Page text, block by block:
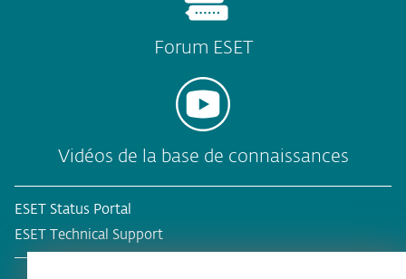
Forum ESET
Vidéos de la base de connaissances
ESET Status Portal
ESET Technical Support